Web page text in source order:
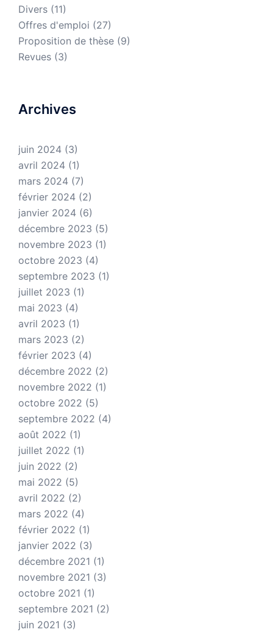
Divers (11)
Offres d'emploi (27)
Proposition de thèse (9)
Revues (3)
Archives
juin 2024 (3)
avril 2024 (1)
mars 2024 (7)
février 2024 (2)
janvier 2024 (6)
décembre 2023 (5)
novembre 2023 (1)
octobre 2023 (4)
septembre 2023 (1)
juillet 2023 (1)
mai 2023 (4)
avril 2023 (1)
mars 2023 (2)
février 2023 (4)
décembre 2022 (2)
novembre 2022 (1)
octobre 2022 (5)
septembre 2022 (4)
août 2022 (1)
juillet 2022 (1)
juin 2022 (2)
mai 2022 (5)
avril 2022 (2)
mars 2022 (4)
février 2022 (1)
janvier 2022 (3)
décembre 2021 (1)
novembre 2021 (3)
octobre 2021 (1)
septembre 2021 (2)
juin 2021 (3)